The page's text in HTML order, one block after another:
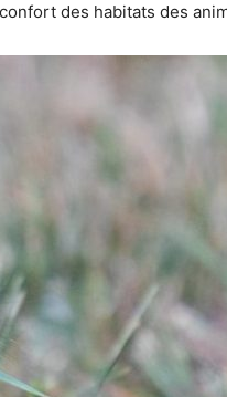
des habitats des